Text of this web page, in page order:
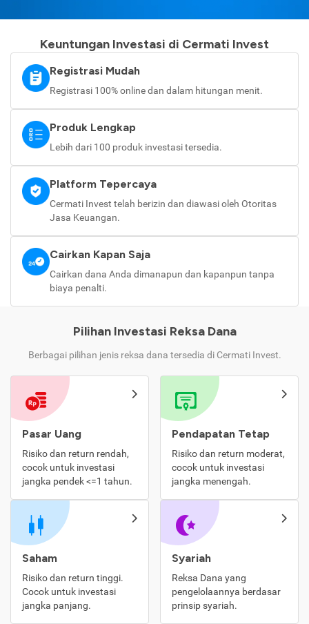
Keuntungan Investasi di Cermati Invest
Registrasi Mudah
Registrasi 100% online dan dalam hitungan menit.
Produk Lengkap
Lebih dari 100 produk investasi tersedia.
Platform Tepercaya
Cermati Invest telah berizin dan diawasi oleh Otoritas
Jasa Keuangan.
Cairkan Kapan Saja
Cairkan dana Anda dimanapun dan kapanpun tanpa
biaya penalti.
Pilihan Investasi Reksa Dana
Berbagai pilihan jenis reksa dana tersedia di Cermati Invest.
Pasar Uang
Risiko dan return rendah,
cocok untuk investasi
jangka pendek <=1 tahun.
Pendapatan Tetap
Risiko dan return moderat,
cocok untuk investasi
jangka menengah.
Saham
Risiko dan return tinggi.
Cocok untuk investasi
jangka panjang.
Syariah
Reksa Dana yang
pengelolaannya berdasar
prinsip syariah.